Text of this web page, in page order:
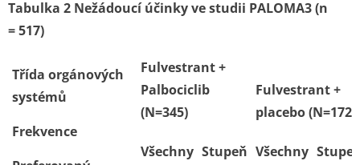
Tabulka 2 Nežádoucí účinky ve studii PALOMA3 (n
= 517)
Třída orgánových
systémů
Frekvence
Fulvestrant +
Palbociclib
(N=345)
Fulvestrant +
placebo (N=172)
Všechny Stupeň Všechny